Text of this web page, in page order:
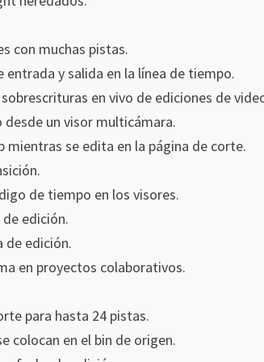
con muchas pistas.
y salida en la línea de tiempo.
en vivo de ediciones de
un visor multicámara.
mientras se edita en la página de corte.
de tiempo en los visores.
edición.
de edición.
en proyectos colaborativos.
para hasta 24 pistas.
colocan en el bin de origen.